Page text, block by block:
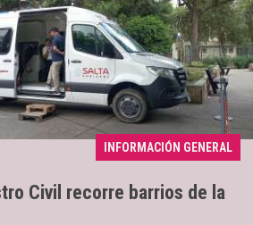
INFORMACIÓN GENERAL
Civil recorre barrios de la
hasta el sábado 8